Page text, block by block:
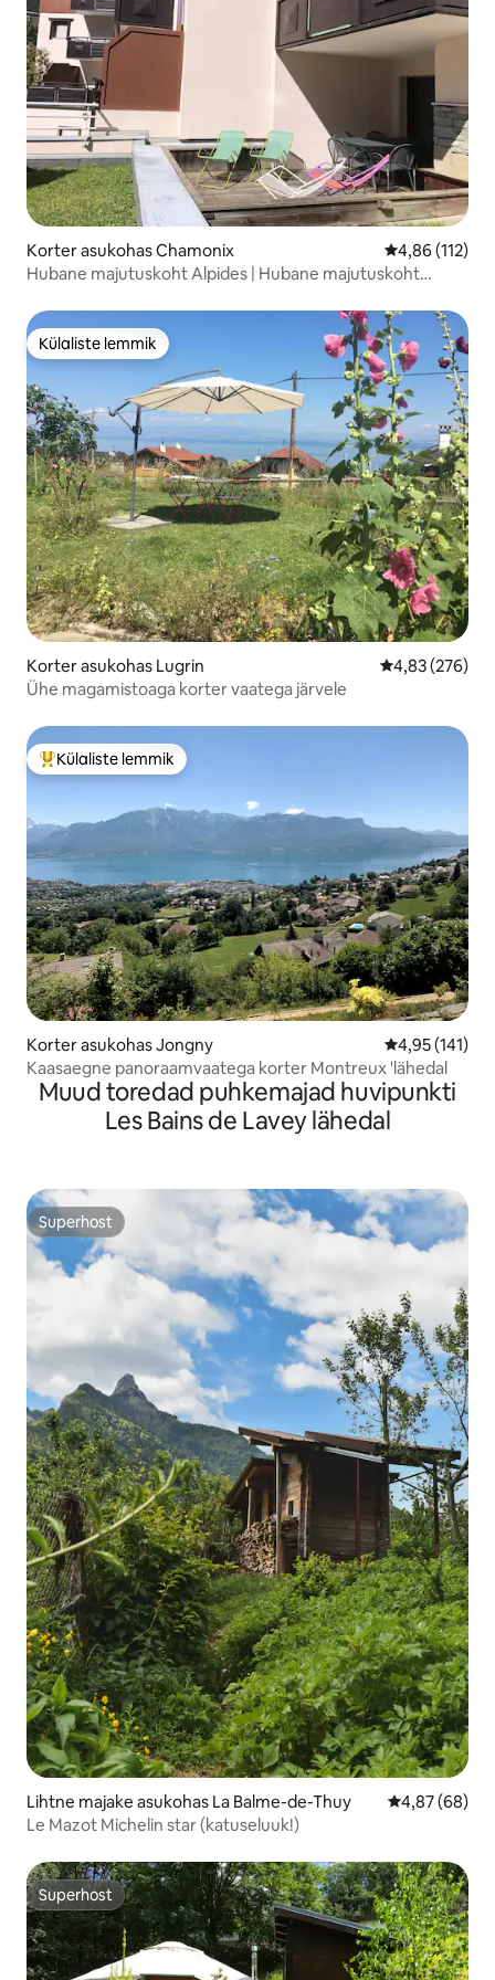
Korter asukohas Chamonix Keskmine
4,86 (112)
Hubane majutuskoht Alpides | Hubane majutuskoht
Külaliste lemmik
Külaliste lemmik
Korter asukohas Lugrin Keskmine
4,83 (276)
Ühe magamistoaga korter vaatega järvele
Külaliste suur lemmik
Külaliste lemmik
Korter asukohas Jongny Keskmine
4,95 (141)
Kaasaegne panoraamvaatega korter Montreux 'lähedal
Muud toredad puhkemajad huvipunkti
Les Bains de Lavey lähedal
Superhost
Superhost
Lihtne majake asukohas La Balme-de-Thuy Keskmine
4,87 (68)
Le Mazot Michelin star (katuseluuk!)
Superhost
Superhost